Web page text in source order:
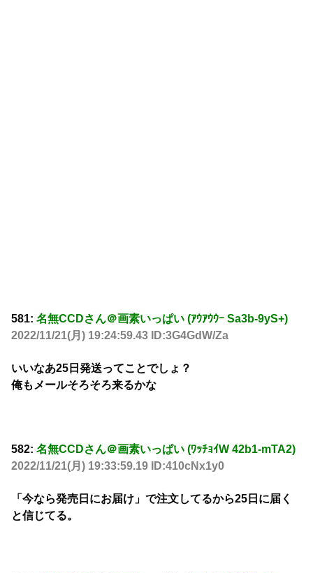
581: 名無CCDさん＠画素いっぱい (ｱｳｱｳｳｰ Sa3b-9yS+)
2022/11/21(月) 19:24:59.43 ID:3G4GdW/Za
いいなあ25日発送ってことでしょ？
俺もメールそろそろ来るかな
582: 名無CCDさん＠画素いっぱい (ﾜｯﾁｮｲW 42b1-mTA2)
2022/11/21(月) 19:33:59.19 ID:410cNx1y0
「今なら発売日にお届け」で注文してるから25日に届く
と信じてる。